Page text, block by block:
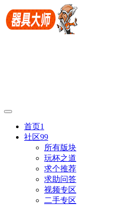
首页1
社区99
所有版块
玩杯之道
求个推荐
求助问答
视频专区
二手专区